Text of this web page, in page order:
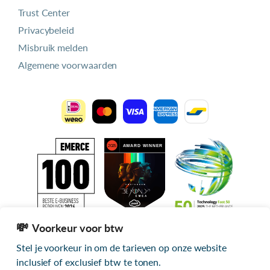
Trust Center
Privacybeleid
Misbruik melden
Algemene voorwaarden
Alle getoonde prijzen zijn exclusief btw
Voorkeur voor btw
Stel je voorkeur in om de tarieven op onze website
inclusief of exclusief btw te tonen.